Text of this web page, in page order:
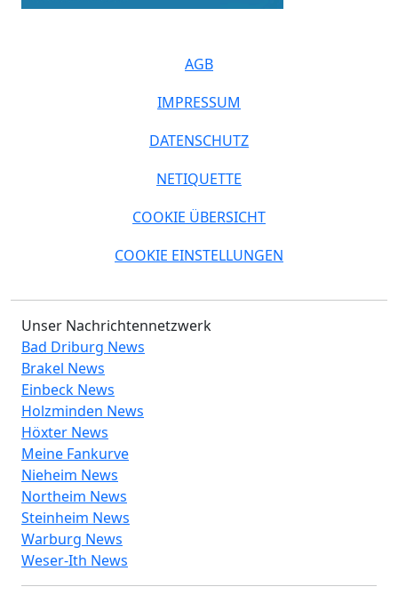
AGB
IMPRESSUM
DATENSCHUTZ
NETIQUETTE
COOKIE ÜBERSICHT
COOKIE EINSTELLUNGEN
Unser Nachrichtennetzwerk
Bad Driburg News
Brakel News
Einbeck News
Holzminden News
Höxter News
Meine Fankurve
Nieheim News
Northeim News
Steinheim News
Warburg News
Weser-Ith News